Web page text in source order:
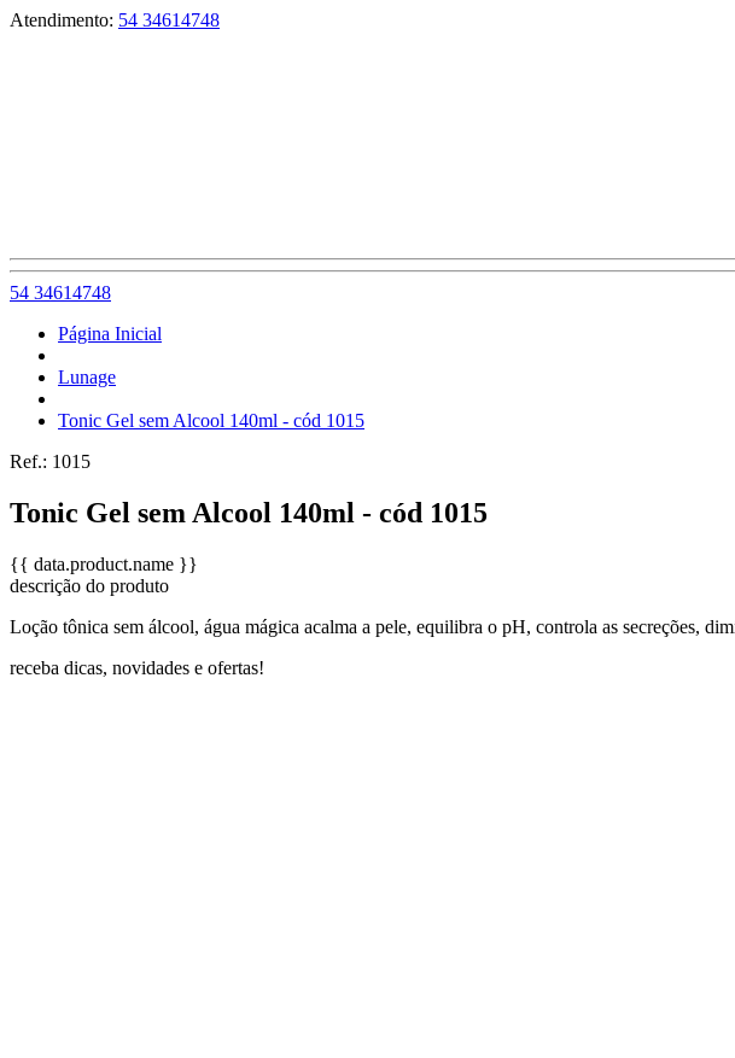
Atendimento: 54 34614748
54 34614748
Página Inicial
Lunage
Tonic Gel sem Alcool 140ml - cód 1015
Ref.: 1015
Tonic Gel sem Alcool 140ml - cód 1015
{{ data.product.name }}
descrição do produto
Loção tônica sem álcool, água mágica acalma a pele, equilibra o pH, controla as secreções,
receba dicas, novidades e ofertas!